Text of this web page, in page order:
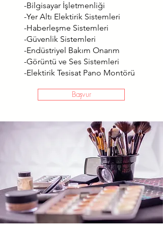
-Bilgisayar İşletmenliği
-Yer Altı Elektirik Sistemleri
-Haberleşme Sistemleri
-Güvenlik Sistemleri
-Endüstriyel Bakım Onarım
-Görüntü ve Ses Sistemleri
-Elektirik Tesisat Pano Montörü
Başvur